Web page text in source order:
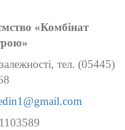
«Комбінат
тел. (05445)